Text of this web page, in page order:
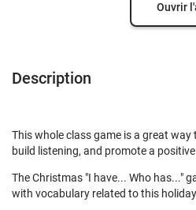
Ouvrir
Description
This whole class game is a great way
build listening, and promote a
The Christmas "I have... Who has..."
with vocabulary related to this